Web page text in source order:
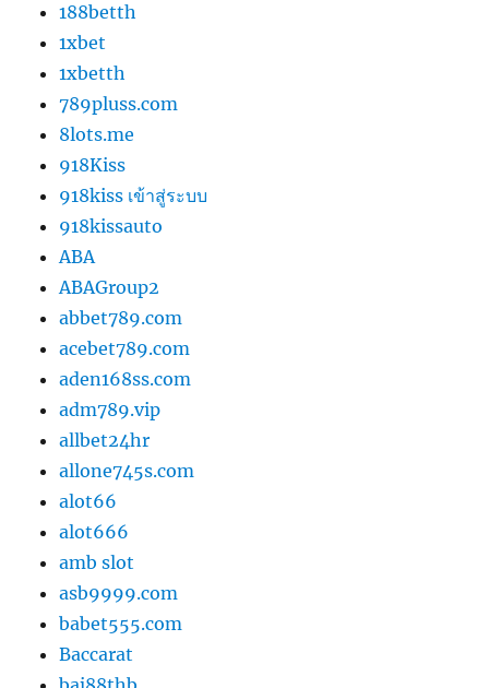
188betth
1xbet
1xbetth
789pluss.com
8lots.me
918Kiss
918kiss เข้าสู่ระบบ
918kissauto
ABA
ABAGroup2
abbet789.com
acebet789.com
aden168ss.com
adm789.vip
allbet24hr
allone745s.com
alot66
alot666
amb slot
asb9999.com
babet555.com
Baccarat